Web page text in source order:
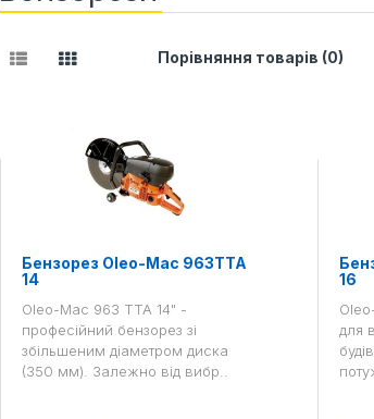
Порівняння товарів (0)
Бензорез Oleo-Mac 963ТТА
14
Oleo-Mac 963 ТТА 14" -
професійний бензорез зі
збільшеним діаметром диска
(350 мм). Залежно від вибр..
16
для